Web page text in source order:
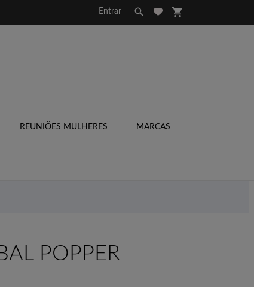
Entrar  shopping_cart
REUNIÕES MULHERES MARCAS
POPPER